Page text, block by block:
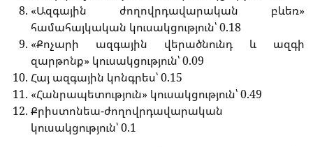
«Ազգային ժողովրդավարական բևեռ»
համահայկական կուսակցություն՝ 0.18
«Քոչարի ազգային վերածնունդ և ազգի
զարթոնք» կուսակցություն՝ 0.09
Հայ ազգային կոնգրես՝ 0.15
«Հանրապետություն» կուսակցություն՝ 0.49
Քրիստոնեա-ժողովրդավարական
կուսակցություն՝ 0.1